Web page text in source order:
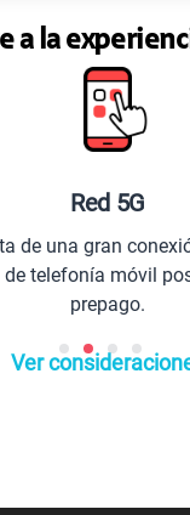
a la
Ver